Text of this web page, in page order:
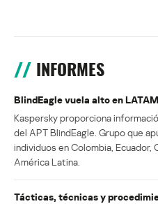
INFORMES
BlindEagle vuela alto en LATAM
Kaspersky proporciona
del APT BlindEagle. Grupo que
individuos en Colombia, Ecuador,
América Latina.
Tácticas, técnicas y